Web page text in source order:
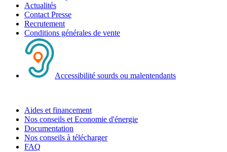
Actualités
Contact Presse
Recrutement
Conditions générales de vente
Accessibilité sourds ou malentendants
Aides et financement
Nos conseils et Economie d'énergie
Documentation
Nos conseils à télécharger
FAQ